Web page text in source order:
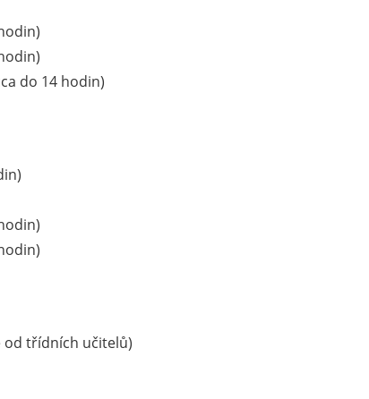
do 14 hodin)
od třídních učitelů)